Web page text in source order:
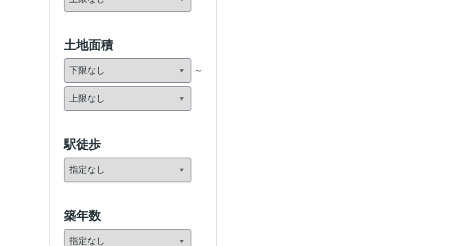
土地面積
駅徒歩
築年数